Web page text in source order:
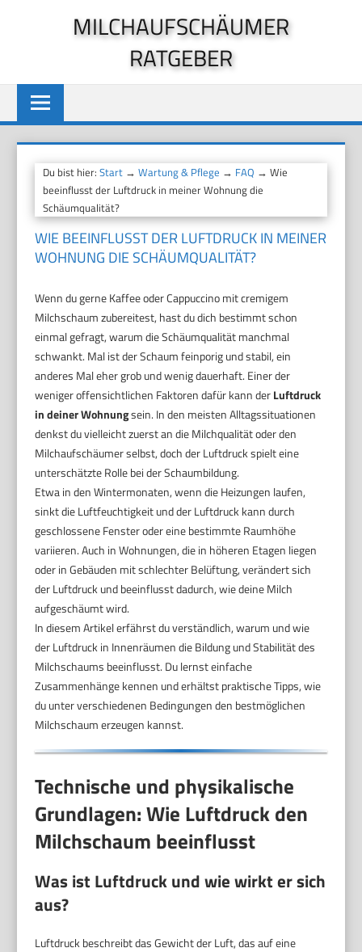
MILCHAUFSCHÄUMER
RATGEBER
Du bist hier:Start →Wartung & Pflege → FAQ → Wie
beeinflusst der Luftdruck in meiner Wohnung die
Schäumqualität?
WIE BEEINFLUSST DER LUFTDRUCK IN MEINER
WOHNUNG DIE SCHÄUMQUALITÄT?
Wenn du gerne Kaffee oder Cappuccino mit cremigem
Milchschaum zubereitest, hast du dich bestimmt schon
einmal gefragt, warum die Schäumqualität manchmal
schwankt. Mal ist der Schaum feinporig und stabil, ein
anderes Mal eher grob und wenig dauerhaft. Einer der
weniger offensichtlichen Faktoren dafür kann derLuftdruck
in deiner Wohnungsein. In den meisten Alltagssituationen
denkst du vielleicht zuerst an die Milchqualität oder den
Milchaufschäumer selbst, doch der Luftdruck spielt eine
unterschätzte Rolle bei der Schaumbildung.
Etwa in den Wintermonaten, wenn die Heizungen laufen,
sinkt die Luftfeuchtigkeit und der Luftdruck kann durch
geschlossene Fenster oder eine bestimmte Raumhöhe
variieren. Auch in Wohnungen, die in höheren Etagen liegen
oder in Gebäuden mit schlechter Belüftung, verändert sich
der Luftdruck und beeinflusst dadurch, wie deine Milch
aufgeschäumt wird.
In diesem Artikel erfährst du verständlich, warum und wie
der Luftdruck in Innenräumen die Bildung und Stabilität des
Milchschaums beeinflusst. Du lernst einfache
Zusammenhänge kennen und erhältst praktische Tipps, wie
du unter verschiedenen Bedingungen den bestmöglichen
Milchschaum erzeugen kannst.
Technische und physikalische
Grundlagen: Wie Luftdruck den
Milchschaum beeinflusst
Was ist Luftdruck und wie wirkt er sich
aus?
Luftdruck beschreibt das Gewicht der Luft, das auf eine